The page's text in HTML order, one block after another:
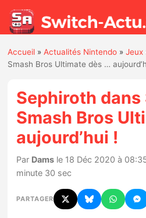
Actualités
Jeux
Hardware
Mises à jour
Accueil »Actualités Nintendo »Jeux
Smash Bros Ultimate dès …
Sephiroth dans
Smash Bros
aujourd’hui !
Par Dams le 18 Déc 2020 à
minute 30 sec
PARTAGER